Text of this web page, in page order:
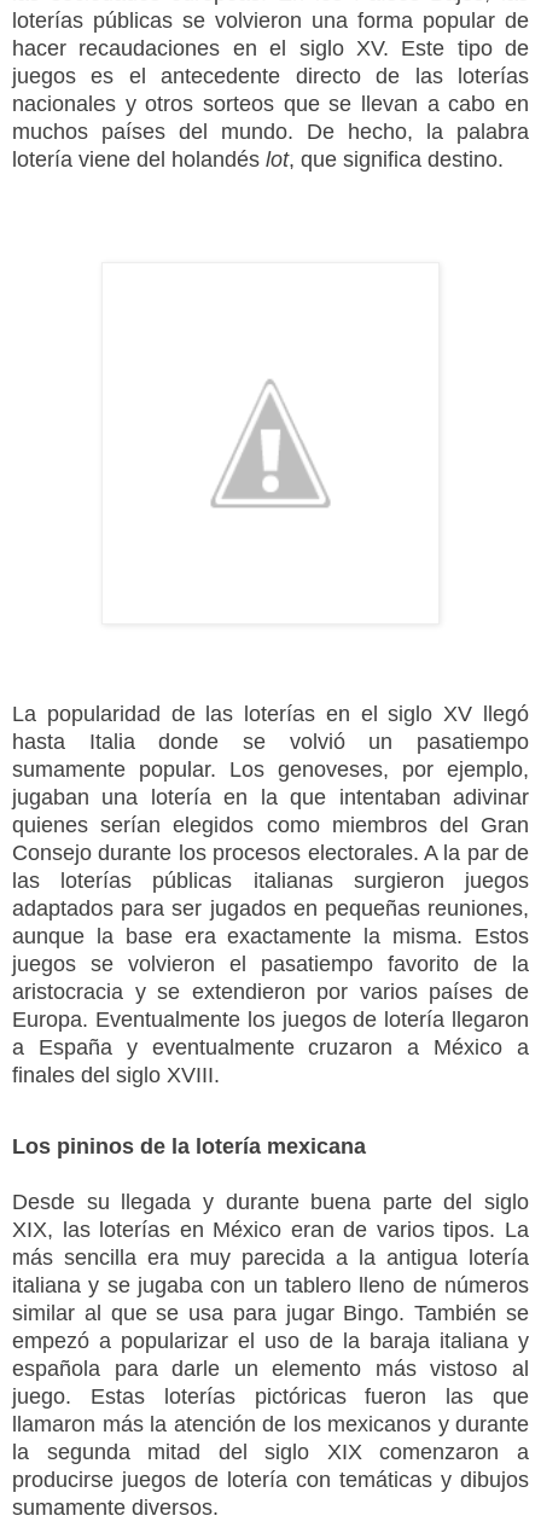
loterías públicas se volvieron una forma popular de
hacer recaudaciones en el siglo XV. Este tipo de
juegos es el antecedente directo de las loterías
nacionales y otros sorteos que se llevan a cabo en
muchos países del mundo. De hecho, la palabra
lotería viene del holandés lot, que significa destino.
La popularidad de las loterías en el siglo XV llegó
hasta Italia donde se volvió un pasatiempo
sumamente popular. Los genoveses, por ejemplo,
jugaban una lotería en la que intentaban adivinar
quienes serían elegidos como miembros del Gran
Consejo durante los procesos electorales. A la par de
las loterías públicas italianas surgieron juegos
adaptados para ser jugados en pequeñas reuniones,
aunque la base era exactamente la misma. Estos
juegos se volvieron el pasatiempo favorito de la
aristocracia y se extendieron por varios países de
Europa. Eventualmente los juegos de lotería llegaron
a España y eventualmente cruzaron a México a
finales del siglo XVIII.
Los pininos de la lotería mexicana
Desde su llegada y durante buena parte del siglo
XIX, las loterías en México eran de varios tipos. La
más sencilla era muy parecida a la antigua lotería
italiana y se jugaba con un tablero lleno de números
similar al que se usa para jugar Bingo. También se
empezó a popularizar el uso de la baraja italiana y
española para darle un elemento más vistoso al
juego. Estas loterías pictóricas fueron las que
llamaron más la atención de los mexicanos y durante
la segunda mitad del siglo XIX comenzaron a
producirse juegos de lotería con temáticas y dibujos
sumamente diversos.